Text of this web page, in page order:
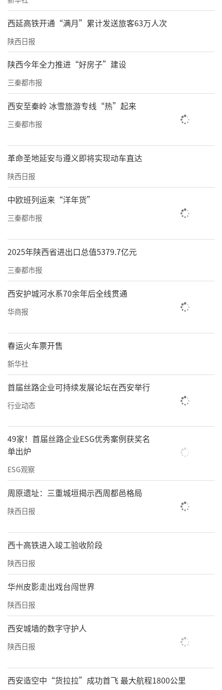
西延高铁开通“满月”累计发送旅客63万人次
陕西日报
陕西今年全力推进“好房子”建设
三秦都市报
西安至秦岭 冰雪旅游专线“热”起来
三秦都市报
革命圣地延安与遵义即将实现动车直达
陕西日报
中欧班列运来“洋年货”
三秦都市报
2025年陕西省进出口总值5379.7亿元
三秦都市报
西安护城河水系70余年后全线贯通
华商报
春运火车票开售
新华社
首届丝路企业可持续发展论坛在西安举行
行业动态
49家！首届丝路企业ESG优秀案例获奖名
单出炉
ESG观察
周原遗址：三重城垣揭示西周都邑格局
陕西日报
西十高铁进入竣工验收阶段
陕西日报
华州皮影走出戏台闯世界
陕西日报
西安城墙的数字守护人
陕西日报
西安造空中“货拉拉”成功首飞 最大航程1800公里